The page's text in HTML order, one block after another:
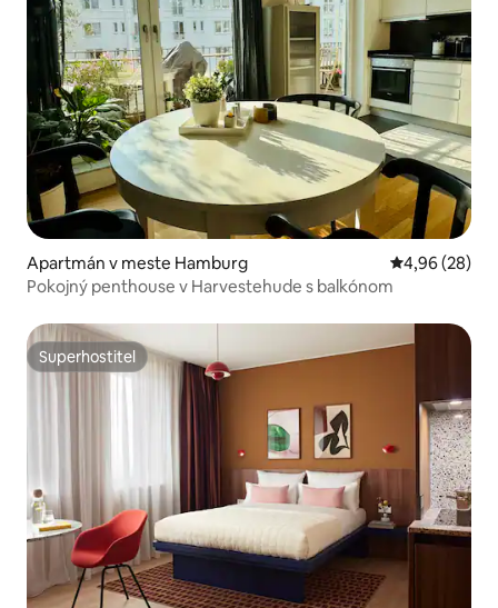
Apartmán v meste Hamburg Priemerné
4,96 (28)
Pokojný penthouse v Harvestehude s balkónom
Superhostiteľ
Superhostiteľ